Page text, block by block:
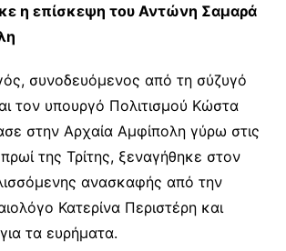
η επίσκεψη του Αντώνη Σαμαρά
συνοδευόμενος από τη σύζυγό
τον υπουργό Πολιτισμού Κώστα
στην Αρχαία Αμφίπολη γύρω στις
της Τρίτης, ξεναγήθηκε στον
ανασκαφής από την
Κατερίνα Περιστέρη και
τα ευρήματα.